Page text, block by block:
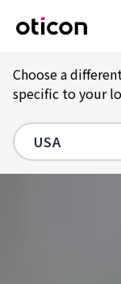
Choose a
specific to your